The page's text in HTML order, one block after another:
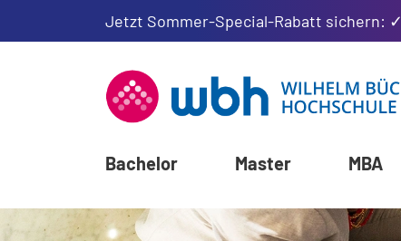
Jetzt Sommer-Special-Rabatt sichern: ✓
Bachelor Master MBA